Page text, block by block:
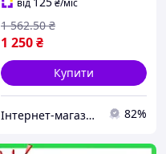
від ₴/міс
1 250₴
1 562.50 ₴
Купити
Інтернет-магазин Already Better 82%